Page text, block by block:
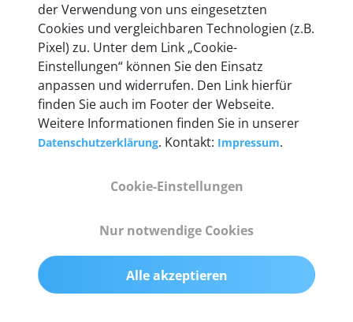
Technische Details &
Lieferumfang
Abmessungen
OBD2-Pins
der Verwendung von uns eingesetzten
Cookies und vergleichbaren Technologien (z.B.
Pixel) zu. Unter dem Link „Cookie-
Einstellungen“ können Sie den Einsatz
anpassen und widerrufen. Den Link hierfür
finden Sie auch im Footer der Webseite.
Weitere Informationen finden Sie in unserer
Datenschutzerklärung. Kontakt: Impressum.
Cookie-Einstellungen
Nur notwendige Cookies
Alle akzeptieren